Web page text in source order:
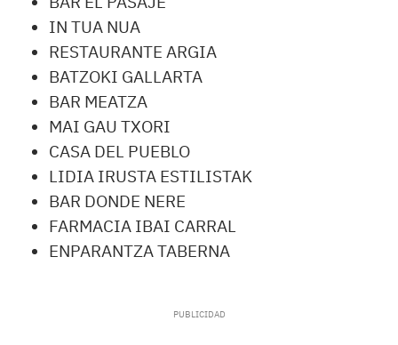
IN TUA NUA
RESTAURANTE ARGIA
BATZOKI GALLARTA
BAR MEATZA
MAI GAU TXORI
CASA DEL PUEBLO
LIDIA IRUSTA ESTILISTAK
BAR DONDE NERE
FARMACIA IBAI CARRAL
ENPARANTZA TABERNA